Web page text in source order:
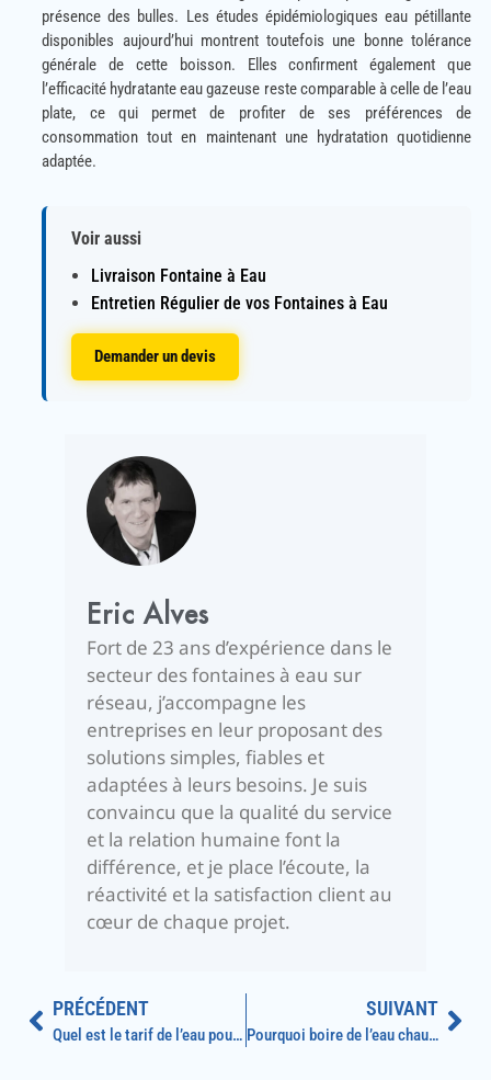
présence des bulles. Les études épidémiologiques eau pétillante
disponibles aujourd’hui montrent toutefois une bonne tolérance
générale de cette boisson. Elles confirment également que
l’efficacité hydratante eau gazeuse reste comparable à celle de l’eau
plate, ce qui permet de profiter de ses préférences de
consommation tout en maintenant une hydratation quotidienne
adaptée.
Voir aussi
Livraison Fontaine à Eau
Entretien Régulier de vos Fontaines à Eau
Demander un devis
Eric Alves
Fort de 23 ans d’expérience dans le
secteur des fontaines à eau sur
réseau, j’accompagne les
entreprises en leur proposant des
solutions simples, fiables et
adaptées à leurs besoins. Je suis
convaincu que la qualité du service
et la relation humaine font la
différence, et je place l’écoute, la
réactivité et la satisfaction client au
cœur de chaque projet.
PRÉCÉDENT
Quel est le tarif de l’eau pour les professionnels ?
SUIVANT
Pourquoi boire de l’eau chaude : bienfaits, moment idéal et bonne température